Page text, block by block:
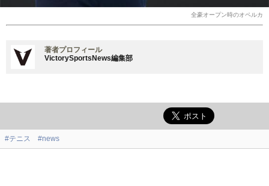
全豪オープン時のオペルカ
著者プロフィール
VictorySportsNews編集部
#テニス #news